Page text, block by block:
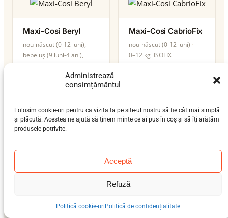
Administrează
consimțământul
Folosim cookie-uri pentru ca vizita ta pe site-ul nostru să fie cât mai simplă
și plăcută. Acestea ne ajută să ținem minte ce ai pus în coș și să îți arătăm
produsele potrivite.
Acceptă
Refuză
Politică cookie-uri Politică de confidențialitate
Maxi-Cosi Beryl
nou-născut (0-12 luni),
bebeluș (9 luni-4 ani),
preșcolar (3-7 ani)
ISOFIX i-Size
Maxi-Cosi CabrioFix
nou-născut (0-12 luni)
0–12 kg ISOFIX
Maxi-Cosi CabrioFix
nou-născut (0-12 luni)